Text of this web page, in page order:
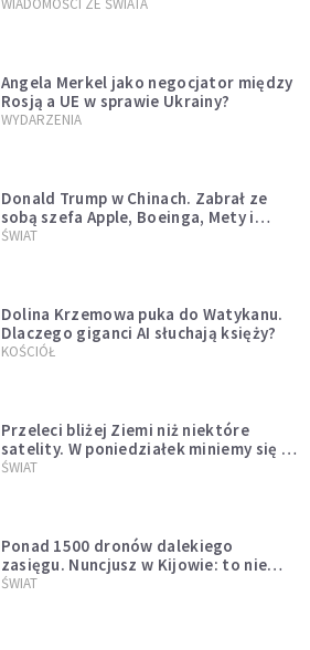
Angela Merkel jako negocjator między
Rosją a UE w sprawie Ukrainy?
WYDARZENIA
Donald Trump w Chinach. Zabrał ze
sobą szefa Apple, Boeinga, Mety i
Muska
ŚWIAT
Dolina Krzemowa puka do Watykanu.
Dlaczego giganci AI słuchają księży?
KOŚCIÓŁ
Przeleci bliżej Ziemi niż niektóre
satelity. W poniedziałek miniemy się z
asteroidą, która poprzedzi znacznie
ŚWIAT
Ponad 1500 dronów dalekiego
zasięgu. Nuncjusz w Kijowie: to nie
wygląda na wolę zakończenia wojny
ŚWIAT